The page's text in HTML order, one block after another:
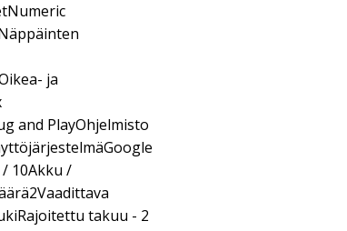
ja
and PlayOhjelmisto
10Akku /
takuu - 2